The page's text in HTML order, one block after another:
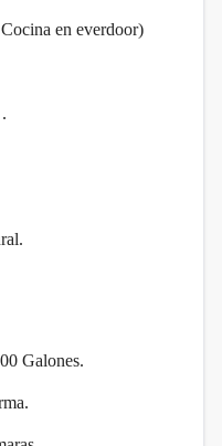
en everdoor)
Galones.